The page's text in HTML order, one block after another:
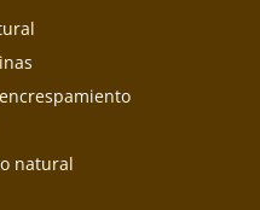
natural